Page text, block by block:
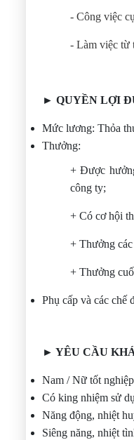
- Công việc
- Làm việc từ
► QUYỀN LỢI
Mức lương: Thỏa
Thưởng:
+Được
công ty;
+ Có cơ hội
+ Thưởng
+ Thưởng
Phụ cấp và các chế
► YÊU CẦU
Nam / Nữ tốt
Có king nhiệm sử
Năng động, nhiệt
Siêng năng, nhiệt